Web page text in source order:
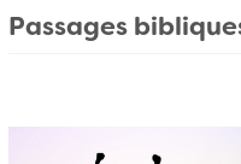
Passages